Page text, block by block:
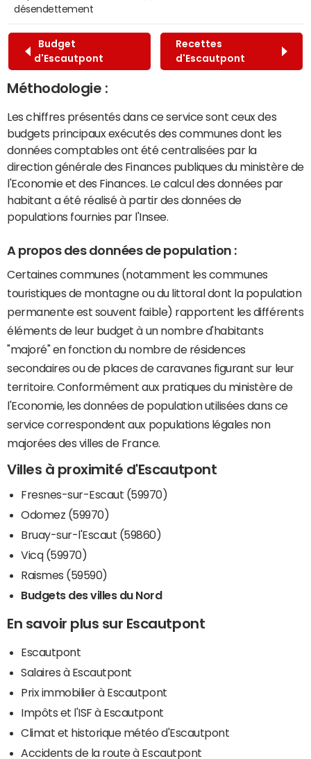
désendettement
Budget
d'Escautpont
Recettes
d'Escautpont
Méthodologie :
Les chiffres présentés dans ce service sont ceux des
budgets principaux exécutés des communes dont les
données comptables ont été centralisées par la
direction générale des Finances publiques du ministère de
l'Economie et des Finances. Le calcul des données par
habitant a été réalisé à partir des données de
populations fournies par l'Insee.
A propos des données de population :
Certaines communes (notamment les communes
touristiques de montagne ou du littoral dont la population
permanente est souvent faible) rapportent les différents
éléments de leur budget à un nombre d'habitants
"majoré" en fonction du nombre de résidences
secondaires ou de places de caravanes figurant sur leur
territoire. Conformément aux pratiques du ministère de
l'Economie, les données de population utilisées dans ce
service correspondent aux populations légales non
majorées des villes de France.
Villes à proximité d'Escautpont
Fresnes-sur-Escaut (59970)
Odomez (59970)
Bruay-sur-l'Escaut (59860)
Vicq (59970)
Raismes (59590)
Budgets des villes du Nord
En savoir plus sur Escautpont
Escautpont
Salaires à Escautpont
Prix immobilier à Escautpont
Impôts et l'ISF à Escautpont
Climat et historique météo d'Escautpont
Accidents de la route à Escautpont